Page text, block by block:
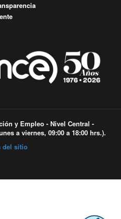
y Empleo - Nivel Central -
a viernes, 09:00 a 18:00 hrs.).
del sitio